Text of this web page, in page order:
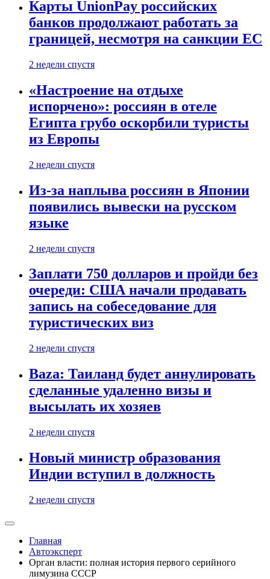
Карты UnionPay российских
банков продолжают работать за
границей, несмотря на санкции ЕС
2 недели спустя
«Настроение на отдыхе
испорчено»: россиян в отеле
Египта грубо оскорбили туристы
из Европы
2 недели спустя
Из-за наплыва россиян в Японии
появились вывески на русском
языке
2 недели спустя
Заплати 750 долларов и пройди без
очереди: США начали продавать
запись на собеседование для
туристических виз
2 недели спустя
Baza: Таиланд будет аннулировать
сделанные удаленно визы и
высылать их хозяев
2 недели спустя
Новый министр образования
Индии вступил в должность
2 недели спустя
Главная
Автоэксперт
Орган власти: полная история первого серийного
лимузина СССР